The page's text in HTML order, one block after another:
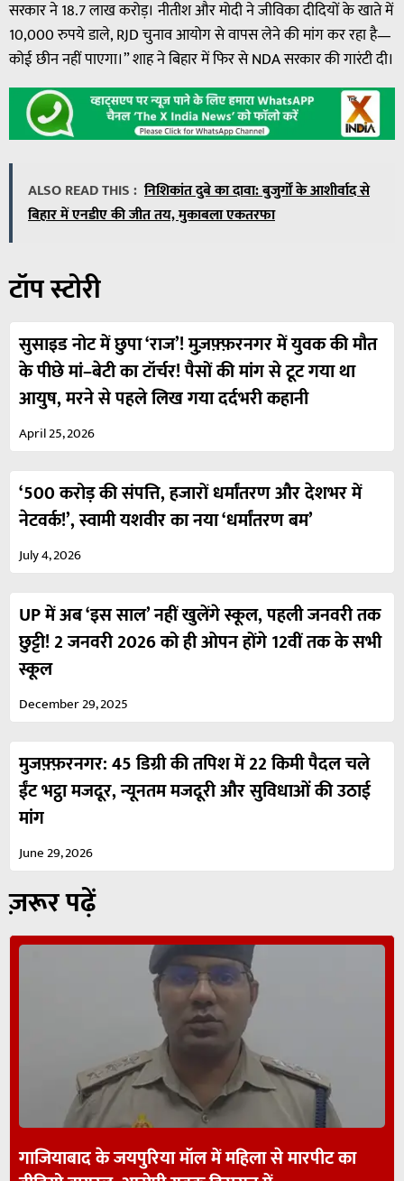
सरकार ने 18.7 लाख करोड़। नीतीश और मोदी ने जीविका दीदियों के खाते में
10,000 रुपये डाले, RJD चुनाव आयोग से वापस लेने की मांग कर रहा है—
कोई छीन नहीं पाएगा।” शाह ने बिहार में फिर से NDA सरकार की गारंटी दी।
ALSO READ THIS : निशिकांत दुबे का दावा: बुजुर्गों के आशीर्वाद से
बिहार में एनडीए की जीत तय, मुकाबला एकतरफा
टॉप स्टोरी
सुसाइड नोट में छुपा ‘राज’! मुज़फ़्फ़रनगर में युवक की मौत
के पीछे मां–बेटी का टॉर्चर! पैसों की मांग से टूट गया था
आयुष, मरने से पहले लिख गया दर्दभरी कहानी
April 25, 2026
‘500 करोड़ की संपत्ति, हजारों धर्मांतरण और देशभर में
नेटवर्क!’, स्वामी यशवीर का नया ‘धर्मांतरण बम’
July 4, 2026
UP में अब ‘इस साल’ नहीं खुलेंगे स्कूल, पहली जनवरी तक
छुट्टी! 2 जनवरी 2026 को ही ओपन होंगे 12वीं तक के सभी
स्कूल
December 29, 2025
मुजफ़्फ़रनगर: 45 डिग्री की तपिश में 22 किमी पैदल चले
ईंट भट्ठा मजदूर, न्यूनतम मजदूरी और सुविधाओं की उठाई
मांग
June 29, 2026
ज़रूर पढ़ें
गाजियाबाद के जयपुरिया मॉल में महिला से मारपीट का